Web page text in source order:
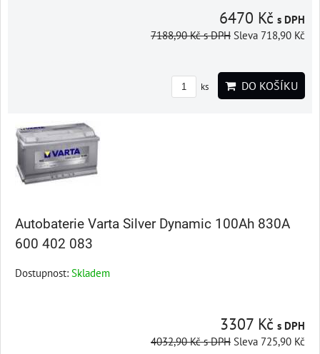
6470 Kč s DPH
7188,90 Kčs DPH Sleva 718,90 Kč
ks DO KOŠÍKU
Autobaterie Varta Silver Dynamic 100Ah 830A
600 402 083
Dostupnost: Skladem
3307 Kč s DPH
4032,90 Kčs DPH Sleva 725,90 Kč